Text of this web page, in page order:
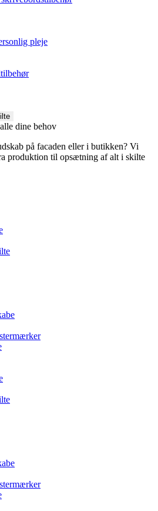
pleje
dine behov
på facaden eller i butikken? Vi
produktion til opsætning af alt i skilte